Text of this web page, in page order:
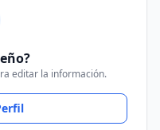
editar la información.